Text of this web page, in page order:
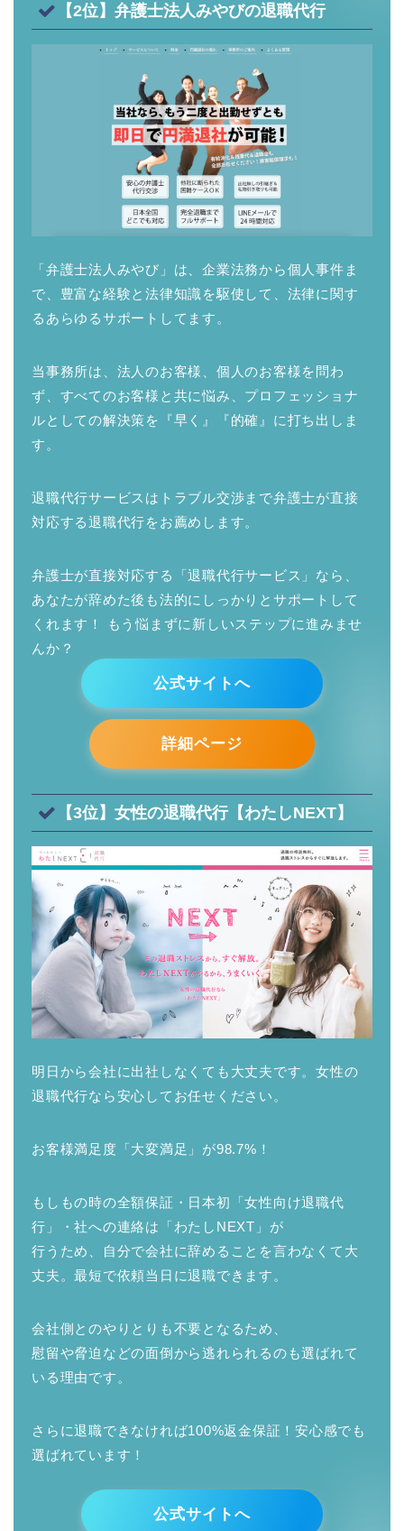
【2位】弁護士法人みやびの退職代行
「弁護士法人みやび」は、企業法務から個人事件ま
で、豊富な経験と法律知識を駆使して、法律に関す
るあらゆるサポートしてます。
当事務所は、法人のお客様、個人のお客様を問わ
ず、すべてのお客様と共に悩み、プロフェッショナ
ルとしての解決策を『早く』『的確』に打ち出しま
す。
退職代行サービスはトラブル交渉まで弁護士が直接
対応する退職代行をお薦めします。
弁護士が直接対応する「退職代行サービス」なら、
あなたが辞めた後も法的にしっかりとサポートして
くれます！ もう悩まずに新しいステップに進みませ
んか？
公式サイトへ
詳細ページ
【3位】女性の退職代行【わたしNEXT】
明日から会社に出社しなくても大丈夫です。女性の
退職代行なら安心してお任せください。
お客様満足度「大変満足」が98.7%！
もしもの時の全額保証・日本初「女性向け退職代
行」・社への連絡は「わたしNEXT」が
行うため、自分で会社に辞めることを言わなくて大
丈夫。最短で依頼当日に退職できます。
会社側とのやりとりも不要となるため、
慰留や脅迫などの面倒から逃れられるのも選ばれて
いる理由です。
さらに退職できなければ100%返金保証！安心感でも
選ばれています！
公式サイトへ